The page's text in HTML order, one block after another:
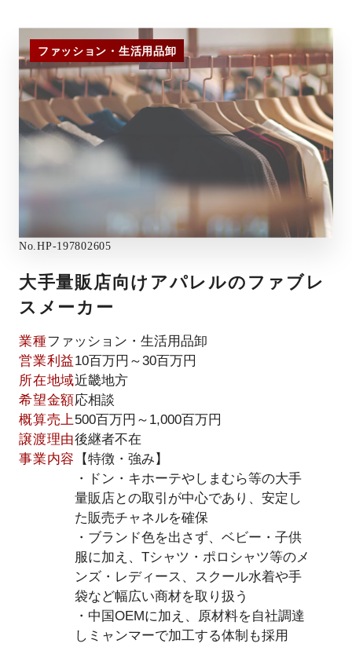
ファッション・生活用品卸
No.HP-197802605
大手量販店向けアパレルのファブレ
スメーカー
業種ファッション・生活用品卸
営業利益10百万円～30百万円
所在地域近畿地方
希望金額応相談
概算売上500百万円～1,000百万円
譲渡理由後継者不在
事業内容
【特徴・強み】
・ドン・キホーテやしまむら等の大手
量販店との取引が中心であり、安定し
た販売チャネルを確保
・ブランド色を出さず、ベビー・子供
服に加え、Tシャツ・ポロシャツ等のメ
ンズ・レディース、スクール水着や手
袋など幅広い商材を取り扱う
・中国OEMに加え、原材料を自社調達
しミャンマーで加工する体制も採用